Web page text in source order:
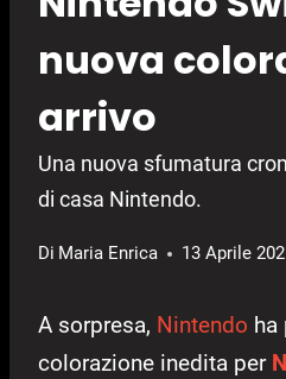
nuova
arrivo
Una nuova sfumatura
di casa Nintendo.
Di Maria Enrica 13 Aprile
A sorpresa, Nintendo ha
colorazione inedita per